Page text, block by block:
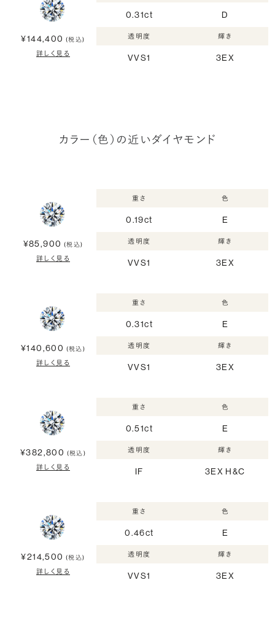
¥144,400 (税込)
詳しく見る
0.31ct D
透明度
VVS1
輝き
3EX
カラー（色）の近いダイヤモンド
¥85,900 (税込)
詳しく見る
重さ
0.19ct
色
E
透明度
VVS1
輝き
3EX
¥140,600 (税込)
詳しく見る
重さ
0.31ct
色
E
透明度
VVS1
輝き
3EX
¥382,800 (税込)
詳しく見る
重さ
0.51ct
色
E
透明度
IF
輝き
3EX H&C
¥214,500 (税込)
詳しく見る
重さ
0.46ct
色
E
透明度
VVS1
輝き
3EX